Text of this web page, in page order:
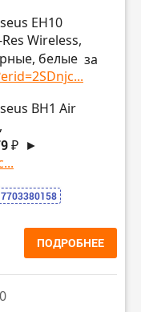
EH10
Wireless,
белые за
BH1 Air
₽ ►
ПОДРОБНЕЕ
0